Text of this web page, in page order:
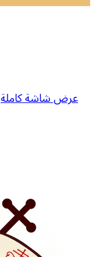
عرض شاشة كاملة